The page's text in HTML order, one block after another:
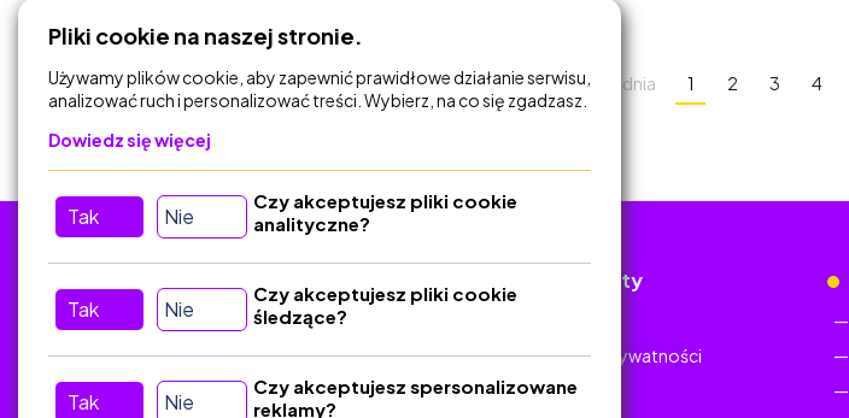
Poprzednia 1 2 3 4
Kontakt
Dokumenty
Polityka Prywatności
Pliki cookie na naszej stronie.
Używamy plików cookie, aby zapewnić prawidłowe działanie serwisu,
analizować ruch i personalizować treści. Wybierz, na co się zgadzasz.
Dowiedz się więcej
Tak Nie
Czy akceptujesz pliki cookie
analityczne?
Tak Nie
Czy akceptujesz pliki cookie
śledzące?
Tak Nie
Czy akceptujesz spersonalizowane
reklamy?